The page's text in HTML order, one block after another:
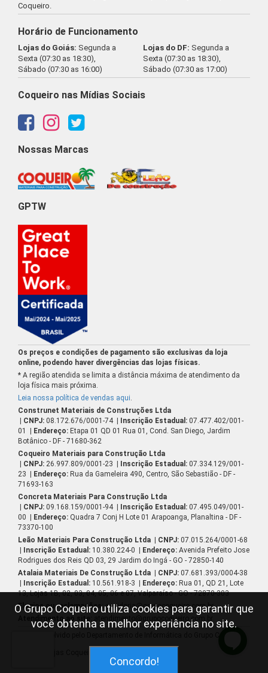
O Grupo Coqueiro utiliza cookies para garantir que
você obtenha a melhor experiência no site.
Concordo!
Coqueiro.
Horário de Funcionamento
Lojas do Goiás: Segunda a
Sexta (07:30 as 18:30),
Sábado (07:30 as 16:00)
Lojas do DF: Segunda a
Sexta (07:30 as 18:30),
Sábado (07:30 as 17:00)
Coqueiro nas Mídias Sociais
Nossas Marcas
GPTW
Os preços e condições de pagamento são exclusivas da loja
online, podendo haver divergências das lojas físicas.
* A região atendida se limita a distância máxima de atendimento da
loja física mais próxima.
Leia nossa política de vendas aqui
Construnet Materiais de Construções Ltda
| CNPJ: 08.172.676/0001-74 | Inscrição Estadual: 07.477.402/001-
01
| Endereço: Etapa 01 QD 01 Rua 01, Cond. San Diego, Jardim
Botânico - DF - 71680-362
Coqueiro Materiais para Construção Ltda
| CNPJ: 26.997.809/0001-23 | Inscrição Estadual: 07.334.129/001-
23 | Endereço: Rua da Gameleira 490, Centro, São Sebastião - DF -
71693-163
Concreta Materiais Para Construção Ltda
| CNPJ: 09.168.159/0001-94 | Inscrição Estadual: 07.495.049/001-
00 | Endereço: Quadra 7 Conj H Lote 01 Arapoanga, Planaltina - DF -
73370-100
Leão Materiais Para Construção Ltda | CNPJ: 07.015.264/0001-68
| Inscrição Estadual: 10.380.224-0 | Endereço: Avenida Prefeito Jose
Rodrigues dos Reis QD 03, 29 Jardim do Ingá - GO - 72850-140
Atalaia Materiais De Construção Ltda | CNPJ: 07.681.393/0004-38
| Inscrição Estadual: 10.561.918-3 | Endereço: Rua 01, QD 21, Lote
13, Lojas 1B, 02, 03, 04, 05, 06 e 07, Valparaíso - GO - 72870-303
Elogios ou reclamações:ouvidoria@grupocoqueiro.com.br
Atendimento ao site:
atendimento@grupocoqueiro.com.br
Desenvolvido pelo Departamento de Informática do Grupo Coqueiro